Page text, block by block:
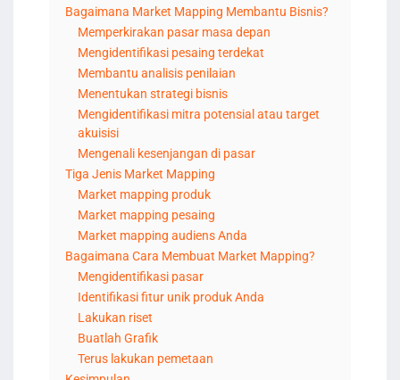
Bagaimana Market Mapping Membantu Bisnis?
Memperkirakan pasar masa depan
Mengidentifikasi pesaing terdekat
Membantu analisis penilaian
Menentukan strategi bisnis
Mengidentifikasi mitra potensial atau target
akuisisi
Mengenali kesenjangan di pasar
Tiga Jenis Market Mapping
Market mapping produk
Market mapping pesaing
Market mapping audiens Anda
Bagaimana Cara Membuat Market Mapping?
Mengidentifikasi pasar
Identifikasi fitur unik produk Anda
Lakukan riset
Buatlah Grafik
Terus lakukan pemetaan